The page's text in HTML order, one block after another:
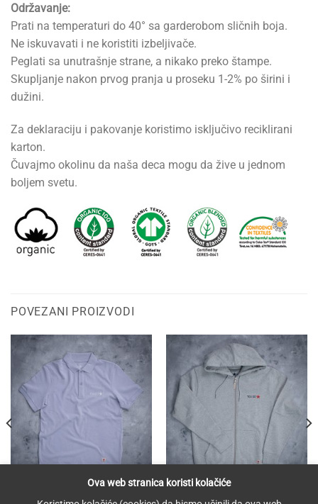
Održavanje:
Prati na temperaturi do 40° sa garderobom sličnih boja.
Ne iskuvavati i ne koristiti izbeljivače.
Peglati sa unutrašnje strane, a nikako preko štampe.
Skupljanje nakon prvog pranja u proseku 1-2% po širini i
dužini.
Za deklaraciju i pakovanje koristimo isključivo reciklirani
karton.
Čuvajmo okolinu da naša deca mogu da žive u jednom
boljem svetu.
POVEZANI PROIZVODI
MUŠKARCI MUŠKARCI
Ova web stranica koristi kolačiće